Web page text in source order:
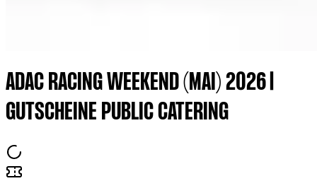
ADAC RACING WEEKEND (MAI) 2026 |
GUTSCHEINE PUBLIC CATERING